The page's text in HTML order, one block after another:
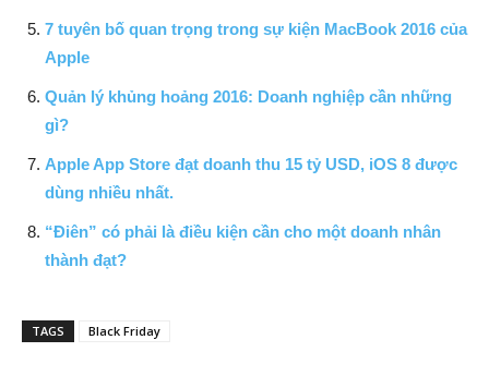
7 tuyên bố quan trọng trong sự kiện MacBook 2016 của
Apple
Quản lý khủng hoảng 2016: Doanh nghiệp cần những
gì?
Apple App Store đạt doanh thu 15 tỷ USD, iOS 8 được
dùng nhiều nhất.
“Điên” có phải là điều kiện cần cho một doanh nhân
thành đạt?
TAGS Black Friday